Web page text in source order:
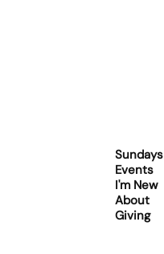
Sundays
Events
I'm New
About
Giving